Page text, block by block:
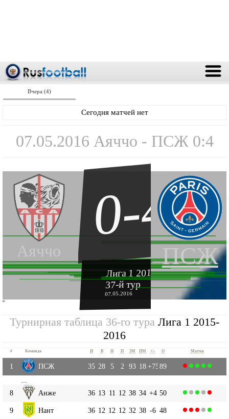
Вчера (4)
Сегодня матчей нет
07.05.2016 Аяччо - ПСЖ 0:4
Аяччо ПСЖ
0-4
Лига 1 2015-2016
37-й тур
07.05.2016
''
Турнирная таблица 36-го тура Лига 1 2015-
2016
# Команда И В Н П ЗМ ПМ +|- О Матчи
1 ПСЖ 35 28 5 2 93 18+7589
8
Анже 36 13 11 12 38 34 +4 50
9 Нант 36 12 12 12 32 38 -6 48